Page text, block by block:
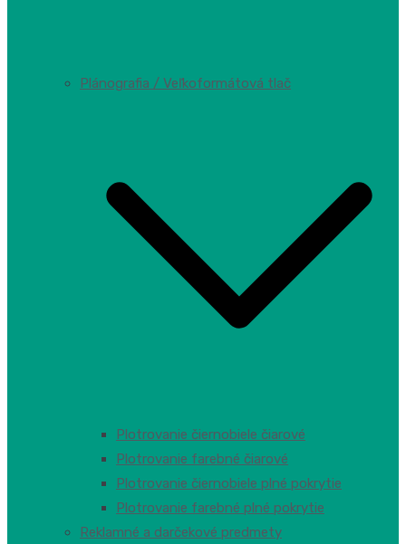
Plánografia / Veľkoformátová tlač
Plotrovanie čiernobiele čiarové
Plotrovanie farebné čiarové
Plotrovanie čiernobiele plné pokrytie
Plotrovanie farebné plné pokrytie
Reklamné a darčekové predmety